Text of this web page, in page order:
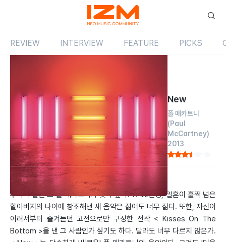
REVIEW INTERVIEW FEATURE PICKS
New
폴 매카트니
(Paul
McCartney)
2013
by 신현태 2013.11.01
우리가 알던 그 폴 매카트니가 맞나 싶다. 1942년생, 일흔이 훌쩍 넘은
할아버지의 나이에 창조해낸 새 음악은 젊어도 너무 젊다. 또한, 자신이
어려서부터 즐겨듣던 고전으로만 구성한 전작 < Kisses On The
Bottom >을 낸 그 사람인가 싶기도 하다. 달라도 너무 다르지 않은가.